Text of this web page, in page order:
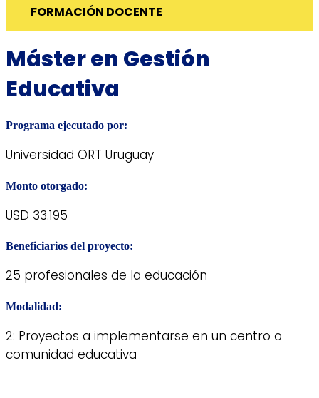
FORMACIÓN DOCENTE
Máster en Gestión
Educativa
Programa ejecutado por:
Universidad ORT Uruguay
Monto otorgado:
USD 33.195
Beneficiarios del proyecto:
25 profesionales de la educación
Modalidad:
2: Proyectos a implementarse en un centro o
comunidad educativa